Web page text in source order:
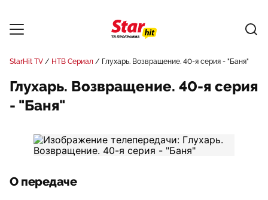
StarHit TV НТВ Сериал Глухарь. Возвращение. 40-я серия - "Баня"
Глухарь. Возвращение. 40-я серия
- "Баня"
О передаче